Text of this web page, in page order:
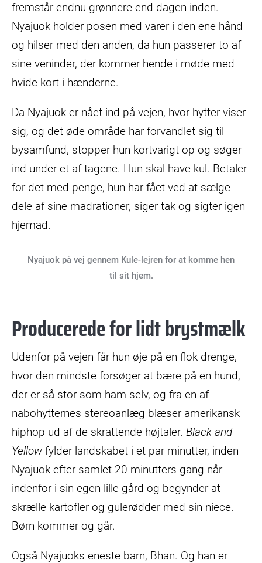
fremstår endnu grønnere end dagen inden.
Nyajuok holder posen med varer i den ene hånd
og hilser med den anden, da hun passerer to af
sine veninder, der kommer hende i møde med
hvide kort i hænderne.
Da Nyajuok er nået ind på vejen, hvor hytter viser
sig, og det øde område har forvandlet sig til
bysamfund, stopper hun kortvarigt op og søger
ind under et af tagene. Hun skal have kul. Betaler
for det med penge, hun har fået ved at sælge
dele af sine madrationer, siger tak og sigter igen
hjemad.
Nyajuok på vej gennem Kule-lejren for at komme hen
til sit hjem.
Producerede for lidt brystmælk
Udenfor på vejen får hun øje på en flok drenge,
hvor den mindste forsøger at bære på en hund,
der er så stor som ham selv, og fra en af
nabohytternes stereoanlæg blæser amerikansk
hiphop ud af de skrattende højtaler. Black and
Yellow fylder landskabet i et par minutter, inden
Nyajuok efter samlet 20 minutters gang når
indenfor i sin egen lille gård og begynder at
skrælle kartofler og gulerødder med sin niece.
Børn kommer og går.
Også Nyajuoks eneste barn, Bhan. Og han er